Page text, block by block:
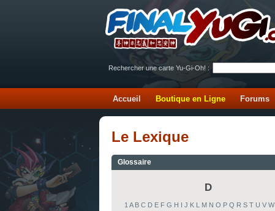
Rechercher une carte Yu-Gi-Oh! :
Accueil Boutique en Ligne Forums
Le Lexique
Glossaire
D
1 A B C D E F G H J K M N O P Q R S T U V W